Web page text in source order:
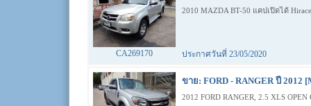
2010 MAZDA BT-50 แคปเปิดได้
CA269170 ประกาศวันที่ 23/05/2020
ขาย: FORD - RANGER ปี 2012
2012 FORD RANGER, 2.5 XLS